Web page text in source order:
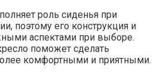
роль сиденья при
поэтому его конструкция и
аспектами при выборе.
поможет сделать
комфортными и приятными.